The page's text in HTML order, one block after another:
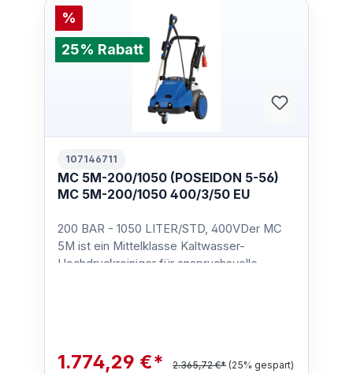
%
25% Rabatt
107146711
MC 5M-200/1050 (POSEIDON 5-56)
MC 5M-200/1050 400/3/50 EU
200 BAR - 1050 LITER/STD, 400VDer MC
5M ist ein Mittelklasse Kaltwasser-
Hochdruckreiniger für anspruchsvolle
1.774,29 €* 2.365,72 €* (25% gespart)